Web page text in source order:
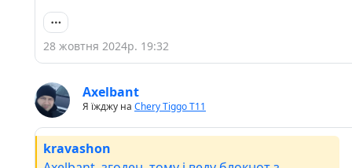
28 жовтня 2024р. 19:32
Axelbant
Я їжджу на Chery Tiggo Т11
kravashon